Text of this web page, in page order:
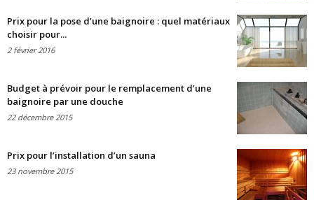
Prix pour la pose d’une baignoire : quel matériaux
choisir pour...
2 février 2016
Budget à prévoir pour le remplacement d’une
baignoire par une douche
22 décembre 2015
Prix pour l’installation d’un sauna
23 novembre 2015